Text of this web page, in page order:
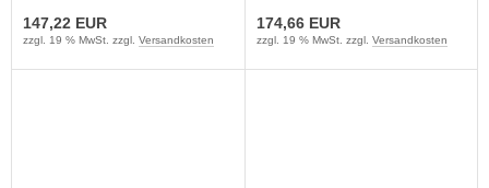
147,22 EUR
zzgl. 19 % MwSt. zzgl. Versandkosten
174,66 EUR
zzgl. 19 % MwSt. zzgl. Versandkosten